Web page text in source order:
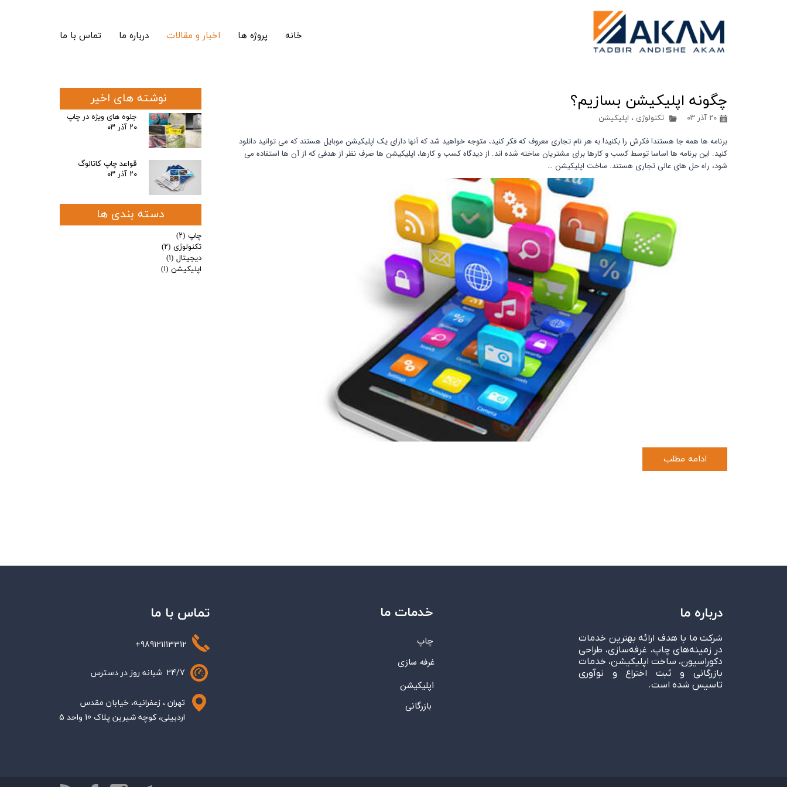
خانه پروژه ها اخبار و مقالات درباره ما تماس با ما
چگونه اپلیکیشن بسازیم؟
۲۰ آذر ۰۳ تکنولوژی ، اپلیکیشن
برنامه ها همه جا هستند! فکرش را بکنید! به هر نام تجاری معروف که فکر کنید، متوجه خواهید شد که آنها دارای یک اپلیکیشن موبایل هستند که می توانید دانلود
کنید. این برنامه ها اساسا توسط کسب و کارها برای مشتریان ساخته شده اند. از دیدگاه کسب و کارها، اپلیکیشن ها صرف نظر از هدفی که از آن ها استفاده می
شود، راه حل های عالی تجاری هستند. ساخت اپلیکیشن …
ادامه مطلب
نوشته های اخیر
جلوه های ویژه در چاپ
۲۰ آذر ۰۳
قواعد چاپ کاتالوگ
۲۰ آذر ۰۳
دسته بندی ها
چاپ (۲)
تکنولوژی (۲)
دیجیتال (۱)
اپلیکیشن (۱)
تماس با ما
+989121113312
24/7 شبانه روز در دسترس
تهران ، زعفرانیه، خیابان مقدس
اردبیلی، کوچه شیرین پلاک 10 واحد 5
درباره ما
شرکت ما با هدف ارائه بهترین خدمات
در زمینه‌های چاپ، غرفه‌سازی، طراحی
دکوراسیون، ساخت اپلیکیشن، خدمات
بازرگانی و ثبت اختراع و نوآوری
تاسیس شده است.
خدمات ما
چاپ
غرفه سازی
اپلیکیشن
بازرگانی